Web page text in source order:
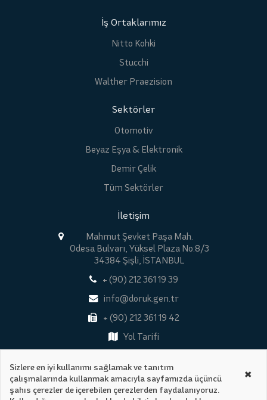
Sizlere en iyi kullanımı sağlamak ve tanıtım
çalışmalarında kullanmak amacıyla sayfamızda üçüncü
şahıs çerezler de içerebilen çerezlerden faydalanıyoruz.
×
İş Ortaklarımız
Nitto Kohki
Stucchi
Walther Praezision
Sektörler
Otomotiv
Beyaz Eşya & Elektronik
Demir Çelik
Tüm Sektörler
İletişim
Mahmut Şevket Paşa Mah.
Odesa Bulvarı, Yüksel Plaza No:8/3
34384 Şişli, İSTANBUL
+ (90) 212 361 19 39
info@doruk.gen.tr
+ (90) 212 361 19 42
Yol Tarifi
Tüm Hakları Saklıdır © 2026